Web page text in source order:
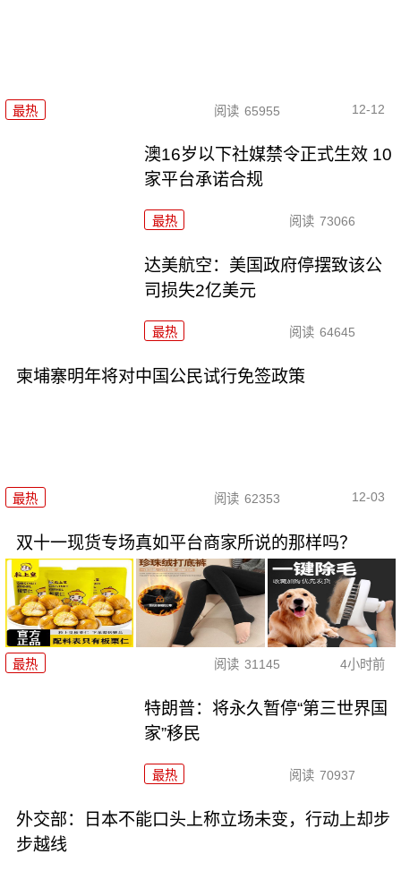
最热 阅读 65955 12-12
澳16岁以下社媒禁令正式生效 10
家平台承诺合规
最热 阅读 73066
达美航空：美国政府停摆致该公
司损失2亿美元
最热 阅读 64645
柬埔寨明年将对中国公民试行免签政策
最热 阅读 62353 12-03
双十一现货专场真如平台商家所说的那样吗？
最热 阅读 31145 4小时前
特朗普：将永久暂停“第三世界国
家”移民
最热 阅读 70937
外交部：日本不能口头上称立场未变，行动上却步
步越线